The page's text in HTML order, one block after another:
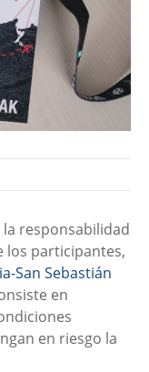
responsabilidad
los participantes,
San Sebastián
en
en riesgo la